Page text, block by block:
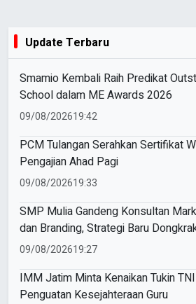
Update Terbaru
Smamio Kembali Raih Predikat
School dalam ME Awards 2026
09/08/202619:42
PCM Tulangan Serahkan Sertifikat
Pengajian Ahad Pagi
09/08/202619:33
SMP Mulia Gandeng Konsultan
dan Branding, Strategi Baru
Perolehan Siswa
09/08/202619:27
IMM Jatim Minta Kenaikan Tukin
Penguatan Kesejahteraan Guru